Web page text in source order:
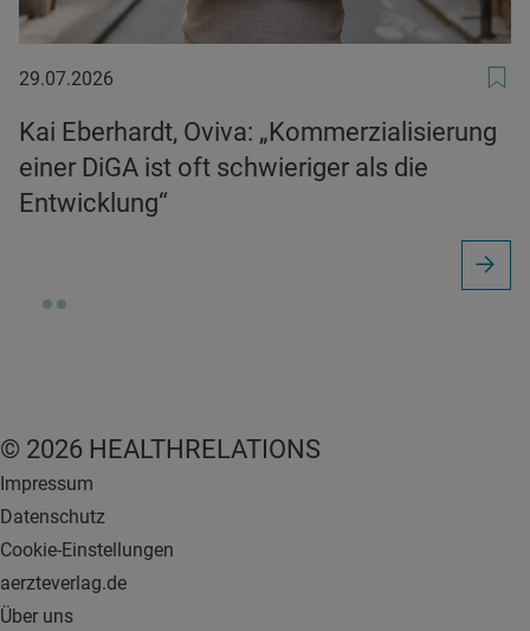
29.07.2026
29.07.2026
Kai Eberhardt, Oviva: „Kommerzialisierung
einer DiGA ist oft schwieriger als die
Entwicklung“
© 2026 HEALTHRELATIONS
Impressum
Datenschutz
Cookie-Einstellungen
aerzteverlag.de
Über uns